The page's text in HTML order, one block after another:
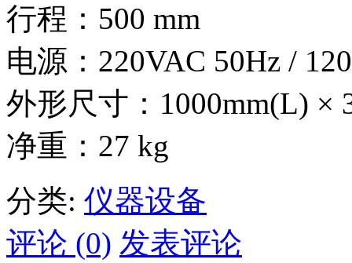
行程：500 mm
电源：220VAC 50Hz /
外形尺寸：1000mm(L) ×
净重：27 kg
分类: 仪器设备
评论 (0) 发表评论